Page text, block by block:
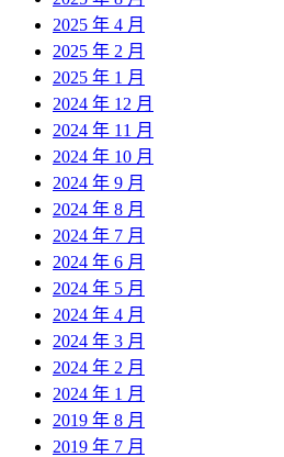
2025 年 4 月
2025 年 2 月
2025 年 1 月
2024 年 12 月
2024 年 11 月
2024 年 10 月
2024 年 9 月
2024 年 8 月
2024 年 7 月
2024 年 6 月
2024 年 5 月
2024 年 4 月
2024 年 3 月
2024 年 2 月
2024 年 1 月
2019 年 8 月
2019 年 7 月